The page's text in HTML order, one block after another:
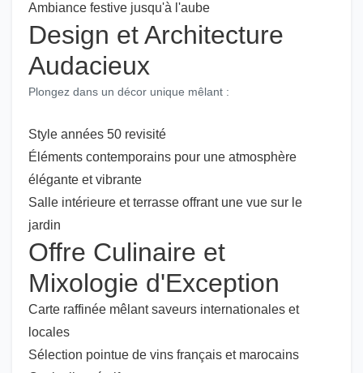
Ambiance festive jusqu'à l'aube
Design et Architecture
Audacieux
Plongez dans un décor unique mêlant :
Style années 50 revisité
Éléments contemporains pour une atmosphère
élégante et vibrante
Salle intérieure et terrasse offrant une vue sur le
jardin
Offre Culinaire et
Mixologie d'Exception
Carte raffinée mêlant saveurs internationales et
locales
Sélection pointue de vins français et marocains